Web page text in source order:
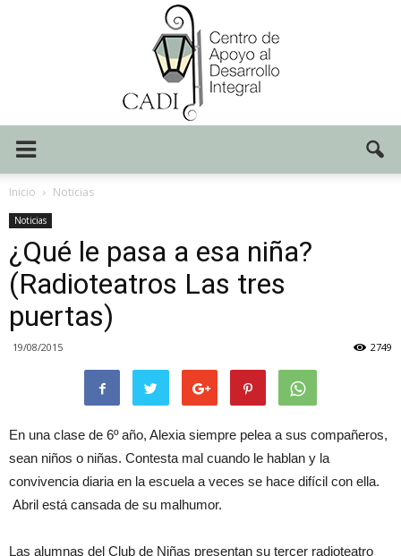
CADI
Inicio Noticias
Noticias
¿Qué le pasa a esa niña?
(Radioteatros Las tres
puertas)
19/08/2015 2749
En una clase de 6º año, Alexia siempre pelea a sus compañeros,
sean niños o niñas. Contesta mal cuando le hablan y la
convivencia diaria en la escuela a veces se hace difícil con ella.
Abril está cansada de su malhumor.
Las alumnas del Club de Niñas presentan su tercer radioteatro